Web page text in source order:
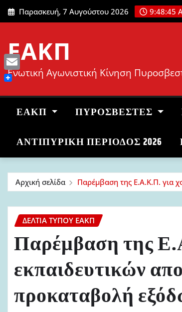
Μετάβαση
στο
Παρασκευή, 7 Αυγούστου 2026 9:48:46
ΕΑΚΠ
Ενωτική Αγωνιστική Κίνηση
ΕΑΚΠ ΠΥΡΟΣΒΈΣΤΕΣ
ΑΝΤΙΠΥΡΙΚΉ ΠΕΡΊΟΔΟΣ 2026
Αρχική σελίδα Παρέμβαση της Ε.Α.Κ.Π. για
ΔΕΛΤΊΑ ΤΎΠΟΥ ΕΑΚΠ
Παρέμβαση της
εκπαιδευτικών
προκαταβολή
Email